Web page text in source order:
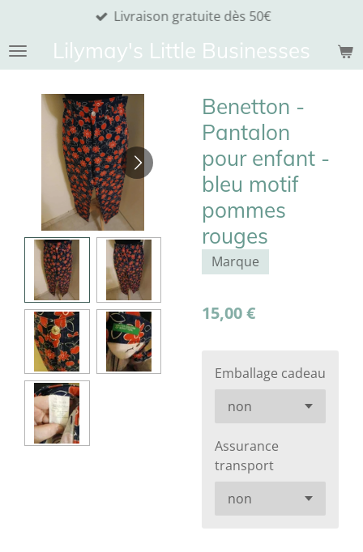
contenuLilymay's Little Businesses
Livraison gratuite dès 50€
Benetton -
Pantalon
pour enfant -
bleu motif
pommes
rouges
Marque
15,00 €
Emballage cadeau
Assurance
transport